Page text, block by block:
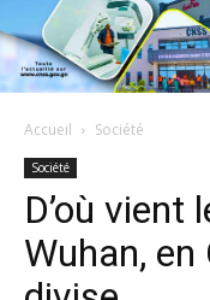
Accueil Société
Société
D’où vient
Wuhan, en